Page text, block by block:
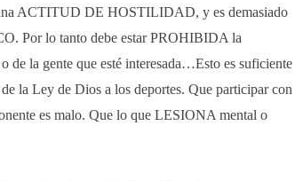
ACTITUD DE HOSTILIDAD, y es demasiado
Por lo tanto debe estar PROHIBIDA la
de la gente que esté interesada…Esto es suficiente
la Ley de Dios a los deportes. Que participar con
es malo. Que lo que LESIONA mental o